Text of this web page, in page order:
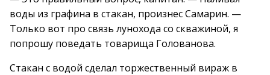
воды из графина в стакан, произнес Самарин. —
Только вот про связь лунохода со скважиной, я
попрошу поведать товарища Голованова.
Стакан с водой сделал торжественный вираж в